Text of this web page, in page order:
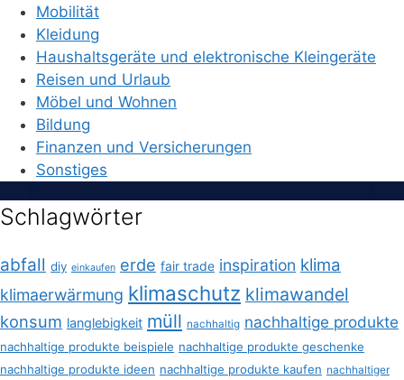
Mobilität
Kleidung
Haushaltsgeräte und elektronische Kleingeräte
Reisen und Urlaub
Möbel und Wohnen
Bildung
Finanzen und Versicherungen
Sonstiges
Schlagwörter
abfall diy einkaufen erde fair trade inspiration klima
klimaerwärmung klimaschutz klimawandel
konsum langlebigkeit müll nachhaltig nachhaltige produkte
nachhaltige produkte beispiele nachhaltige produkte geschenke
nachhaltige produkte ideen nachhaltige produkte kaufen nachhaltiger